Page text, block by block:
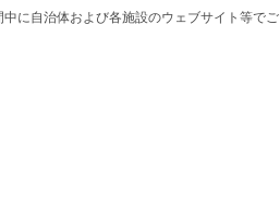
に自治体および各施設のウェブサイト等でご